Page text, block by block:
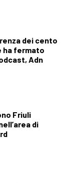
dei cento
ha fermato
Adn
Friuli
di